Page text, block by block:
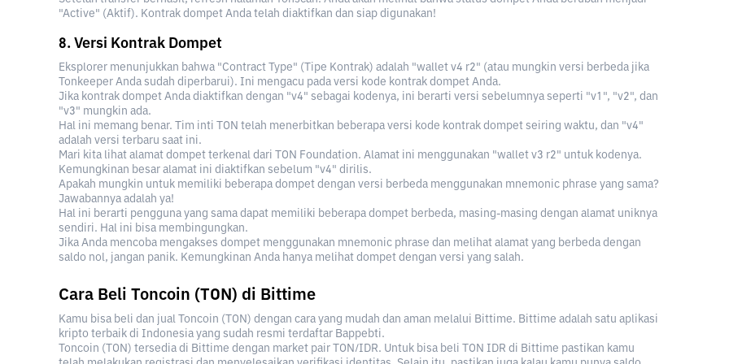
"Active" (Aktif). Kontrak dompet Anda telah diaktifkan dan siap digunakan!
8. Versi Kontrak Dompet
Eksplorer menunjukkan bahwa "Contract Type" (Tipe Kontrak) adalah "wallet v4 r2" (atau mungkin versi berbeda jika
Tonkeeper Anda sudah diperbarui). Ini mengacu pada versi kode kontrak dompet Anda.
Jika kontrak dompet Anda diaktifkan dengan "v4" sebagai kodenya, ini berarti versi sebelumnya seperti "v1", "v2", dan
"v3" mungkin ada.
Hal ini memang benar. Tim inti TON telah menerbitkan beberapa versi kode kontrak dompet seiring waktu, dan "v4"
adalah versi terbaru saat ini.
Mari kita lihat alamat dompet terkenal dari TON Foundation. Alamat ini menggunakan "wallet v3 r2" untuk kodenya.
Kemungkinan besar alamat ini diaktifkan sebelum "v4" dirilis.
Apakah mungkin untuk memiliki beberapa dompet dengan versi berbeda menggunakan mnemonic phrase yang sama?
Jawabannya adalah ya!
Hal ini berarti pengguna yang sama dapat memiliki beberapa dompet berbeda, masing-masing dengan alamat uniknya
sendiri. Hal ini bisa membingungkan.
Jika Anda mencoba mengakses dompet menggunakan mnemonic phrase dan melihat alamat yang berbeda dengan
saldo nol, jangan panik. Kemungkinan Anda hanya melihat dompet dengan versi yang salah.
Cara Beli Toncoin (TON) di Bittime
Kamu bisa beli dan jual Toncoin (TON) dengan cara yang mudah dan aman melalui Bittime. Bittime adalah satu aplikasi
kripto terbaik di Indonesia yang sudah resmi terdaftar Bappebti.
Toncoin (TON) tersedia di Bittime dengan market pair TON/IDR. Untuk bisa beli TON IDR di Bittime pastikan kamu